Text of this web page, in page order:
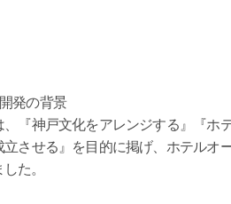
発の背景
『神戸文化をアレンジする』『ホ
させる』を目的に掲げ、ホテルオ
た。